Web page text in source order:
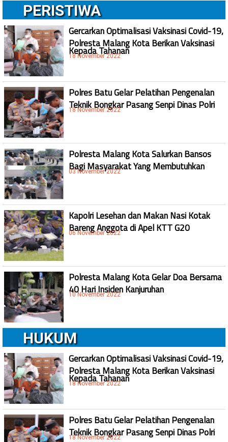
PERISTIWA
Gercarkan Optimalisasi Vaksinasi Covid-19,
Polresta Malang Kota Berikan Vaksinasi
Kepada Tahanan
18 November 2022
Polres Batu Gelar Pelatihan Pengenalan
Teknik Bongkar Pasang Senpi Dinas Polri
18 November 2022
Polresta Malang Kota Salurkan Bansos
Bagi Masyarakat Yang Membutuhkan
03 November 2022
Kapolri Lesehan dan Makan Nasi Kotak
Bareng Anggota di Apel KTT G20
06 November 2022
Polresta Malang Kota Gelar Doa Bersama
40 Hari Insiden Kanjuruhan
10 November 2022
HUKUM
Gercarkan Optimalisasi Vaksinasi Covid-19,
Polresta Malang Kota Berikan Vaksinasi
Kepada Tahanan
18 November 2022
Polres Batu Gelar Pelatihan Pengenalan
Teknik Bongkar Pasang Senpi Dinas Polri
18 November 2022